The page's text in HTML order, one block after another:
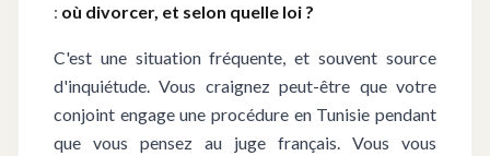
: où divorcer, et selon quelle loi ?
C'est une situation fréquente, et souvent source
d'inquiétude. Vous craignez peut-être que votre
conjoint engage une procédure en Tunisie pendant
que vous pensez au juge français. Vous vous